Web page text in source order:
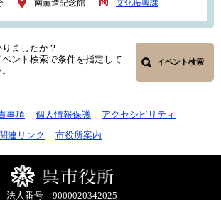
南薫造記念館 文化振興課
ましたか？
ント検索で条件を指定して
イベント検索
事項 個人情報保護 アクセシビリティ
関連リンク 市役所案内
法人番号 9000020342025